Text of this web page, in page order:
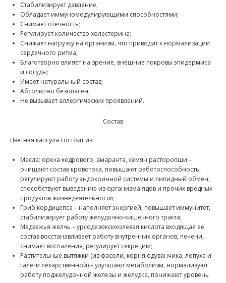
Стабилизирует давление;
Обладает иммуномодулирующими способностями;
Снимает отечность;
Регулирует количество холестерина;
Снижает нагрузку на организм, что приводит к нормализации
сердечного ритма;
Благотворно влияет на зрение, внешние покровы эпидермиса
и сосуды;
Имеет натуральный состав;
Абсолютно безопасен;
Не вызывает аллергических проявлений.
Состав
Цветная капсула состоит из:
Масла: ореха кедрового, амаранта, семян расторопши –
очищают состав кровотока, повышают работоспособность,
регулируют работу эндокринной системы и липидный обмен,
способствуют выведению из организма ядов и прочих вредных
продуктов жизнедеятельности;
Гриб кордицепса – наполняет энергией, повышает иммунитет,
стабилизирует работу желудочно-кишечного тракта;
Медвежья желчь – урсодезоксихолевая кислота входящая ее
состав восстанавливает работу внутренних органов, печени,
снимает воспаления, регулирует секрецию;
Растительные вытяжки (из фасоли, корня одуванчика, лопуха и
галеги лекарственной) – улучшают метаболизм, нормализуют
работу поджелудочной железы и желудка, понижают уровень